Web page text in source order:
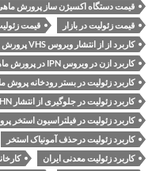
قیمت دستگاه اکسیژن ساز پرورش
قیمت زئولیت در بازار
قیمت
کاربرد از از انتشار ویروس VHS پرورش ماهی
کاربرد ازن در ویروس IPN در پرورش ماهی
کاربرد زئولیت در بستر رودخانه پروش
کاربرد زئولیت در جلوگیری از انتشار IHN پرورش ماهی
کاربرد زئولیت در فیلتراسیون استخر
کاربرد زئولیت درحذف آمونیاک استخر
کاربرد زئولیت معدنی ایران